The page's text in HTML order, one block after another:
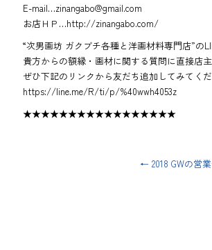
E-mail…zinangabo@gmail.com
お店ＨＰ…http://zinangabo.com/
“次男画坊 ガクブチ各種と洋画材料専門店”の
貴方からの額縁・画材に関する質問に直接店
ぜひ下記のリンクから友だち追加してみてく
https://line.me/R/ti/p/%40wwh4053z
★★★★★★★★★★★★★★★★★
← 2018 GWの営